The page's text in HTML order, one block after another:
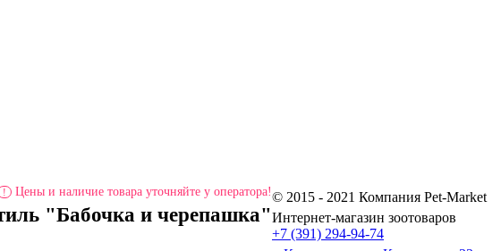
! Цены и наличие товара уточняйте у оператора!
"Бабочка и черепашка"
© 2015 - 2021 Компания Pet-Market
Интернет-магазин зоотоваров
+7 (391) 294-94-74